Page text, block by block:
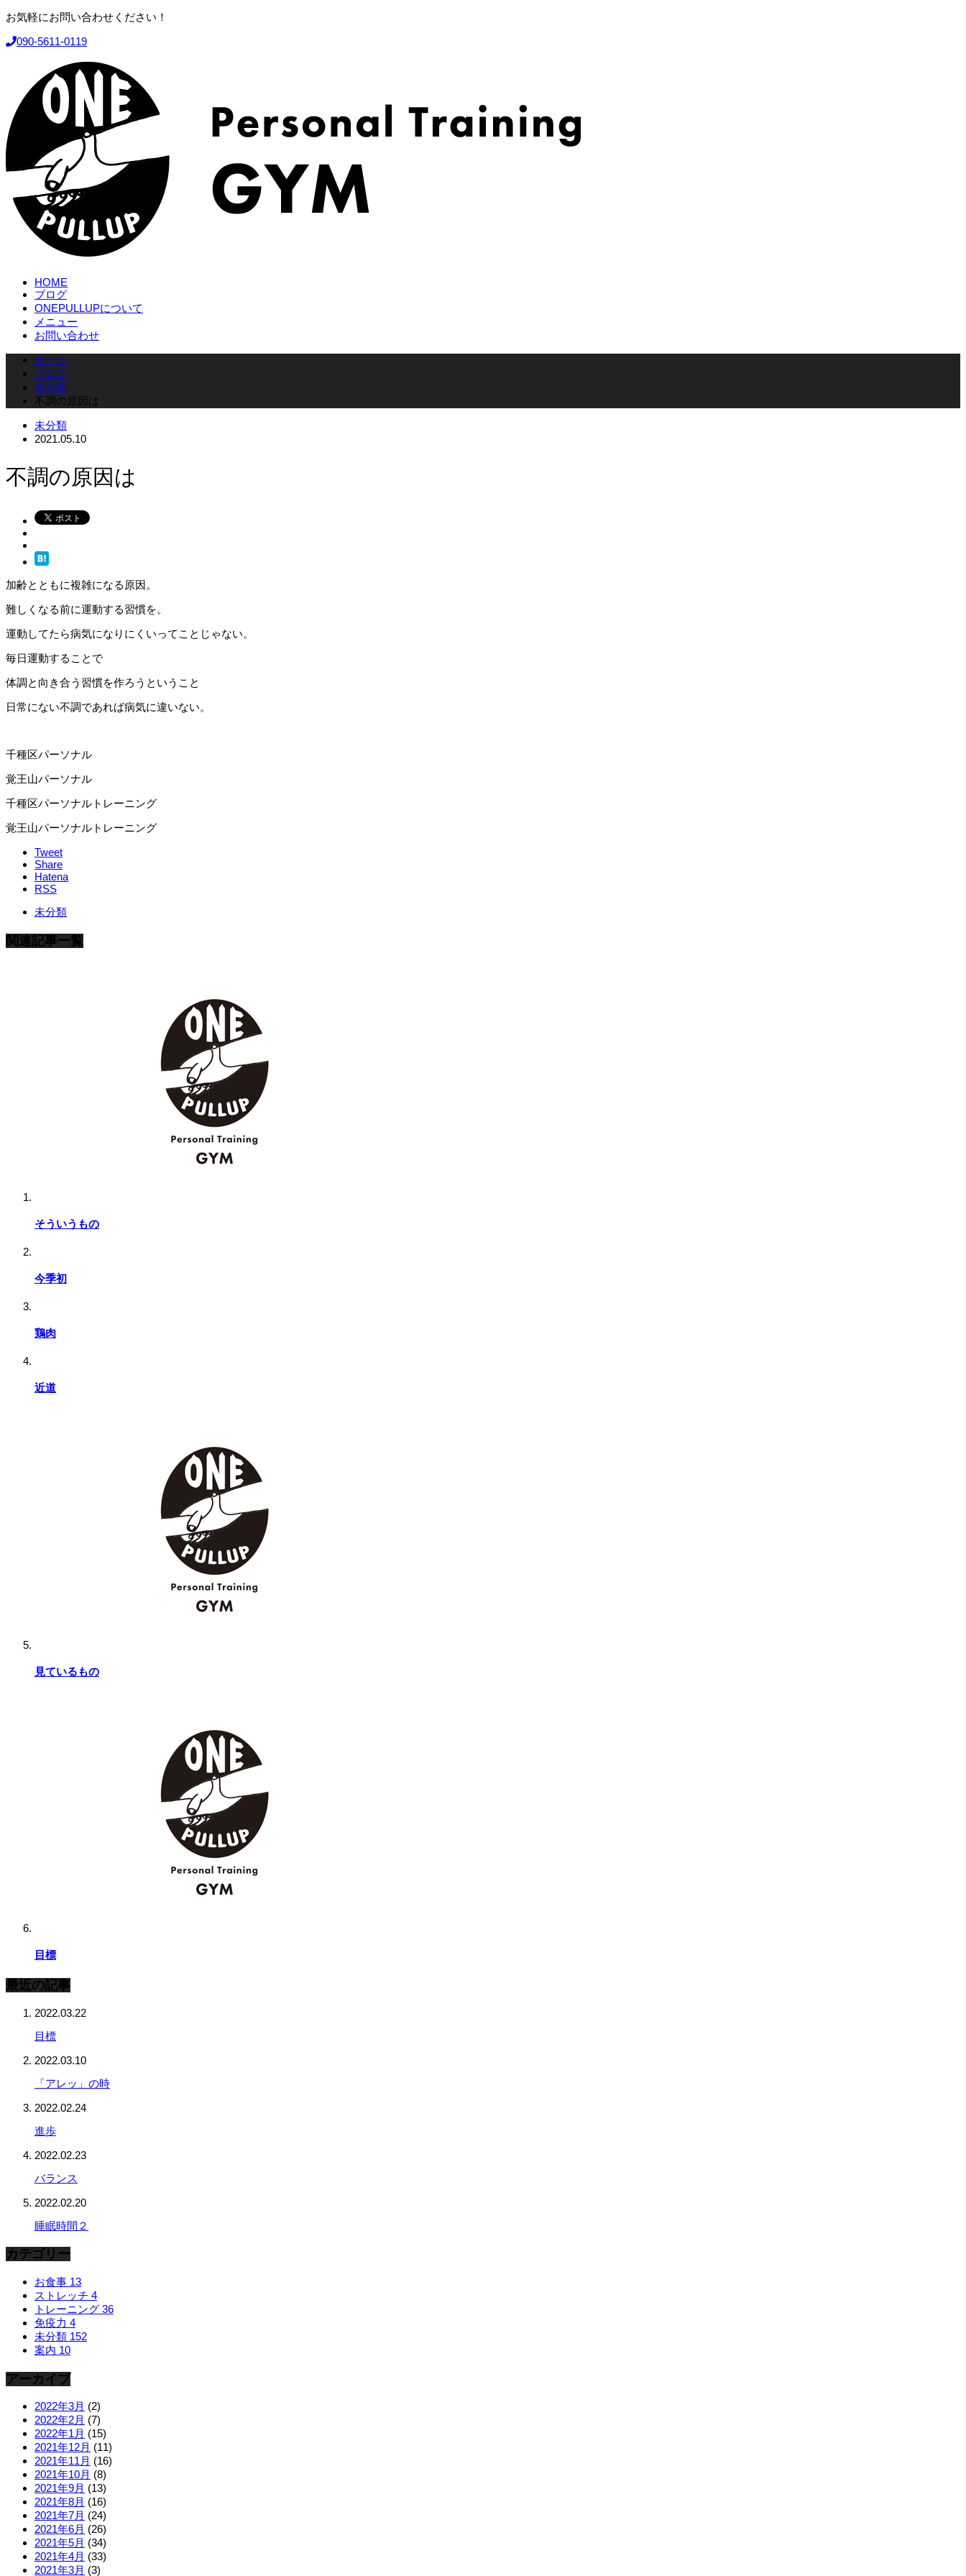
お気軽にお問い合わせください！
090-5611-0119
HOME
ブログ
ONEPULLUPについて
メニュー
お問い合わせ
ホーム
ブログ
未分類
不調の原因は
未分類
2021.05.10
不調の原因は
加齢とともに複雑になる原因。
難しくなる前に運動する習慣を。
運動してたら病気になりにくいってことじゃない。
毎日運動することで
体調と向き合う習慣を作ろうということ
日常にない不調であれば病気に違いない。
千種区パーソナル
覚王山パーソナル
千種区パーソナルトレーニング
覚王山パーソナルトレーニング
Tweet
Share
Hatena
RSS
未分類
関連記事一覧
そういうもの
今季初
鶏肉
近道
見ているもの
目標
最近の記事
2022.03.22
目標
2022.03.10
「アレッ」の時
2022.02.24
進歩
2022.02.23
バランス
2022.02.20
睡眠時間２
カテゴリー
お食事 13
ストレッチ 4
トレーニング 36
免疫力 4
未分類 152
案内 10
アーカイブ
2022年3月 (2)
2022年2月 (7)
2022年1月 (15)
2021年12月 (11)
2021年11月 (16)
2021年10月 (8)
2021年9月 (13)
2021年8月 (16)
2021年7月 (24)
2021年6月 (26)
2021年5月 (34)
2021年4月 (33)
2021年3月 (3)